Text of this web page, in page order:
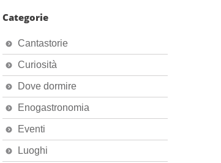
Categorie
Cantastorie
Curiosità
Dove dormire
Enogastronomia
Eventi
Luoghi